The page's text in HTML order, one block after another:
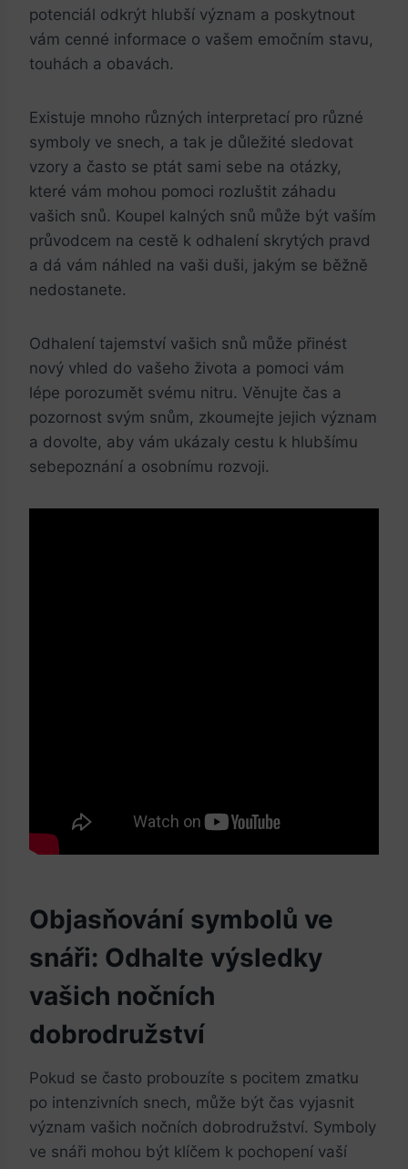
potenciál ⁢odkrýt hlubší význam ‍a poskytnout
vám cenné informace ​o vašem emočním stavu,⁢
touhách a obavách.
Existuje mnoho různých interpretací pro různé
symboly ve snech, a tak je důležité sledovat
vzory a často se ptát‌ sami ⁢sebe ⁤na otázky,
které vám mohou pomoci rozluštit záhadu
vašich snů. Koupel⁤ kalných snů může být vaším
průvodcem na cestě ⁣k odhalení skrytých pravd
a dá vám náhled na vaši duši, jakým se běžně
nedostanete.
Odhalení tajemství vašich snů může přinést
nový vhled do vašeho života a pomoci vám
lépe porozumět svému ​nitru. Věnujte čas a
pozornost svým snům, ‍zkoumejte jejich význam
a dovolte, aby vám‍ ukázaly​ cestu k hlubšímu
sebepoznání a osobnímu rozvoji.
Objasňování symbolů ⁣ve
snáři: Odhalte ⁢výsledky‌
vašich nočních
dobrodružství
Pokud ⁣se často probouzíte s‍ pocitem zmatku
po intenzivních ⁢snech, může být čas vyjasnit
význam vašich nočních dobrodružství. Symboly⁢
ve snáři mohou být klíčem k pochopení vaší